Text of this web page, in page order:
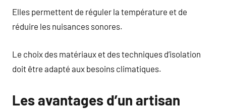
Elles permettent de réguler la température et de
réduire les nuisances sonores.
Le choix des matériaux et des techniques d’isolation
doit être adapté aux besoins climatiques.
Les avantages d’un artisan